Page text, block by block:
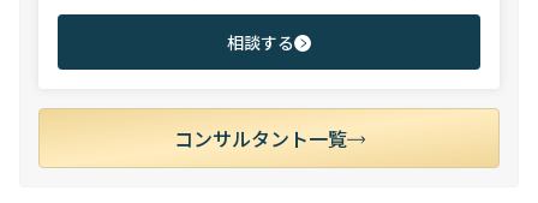
相談する
コンサルタント一覧